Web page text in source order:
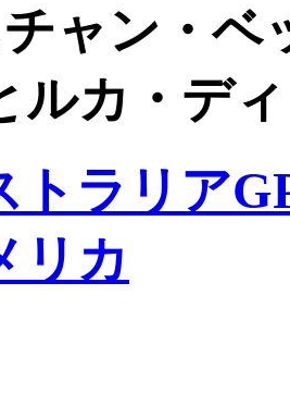
ャン・ベ
ルカ・デ
トラリア
リカ